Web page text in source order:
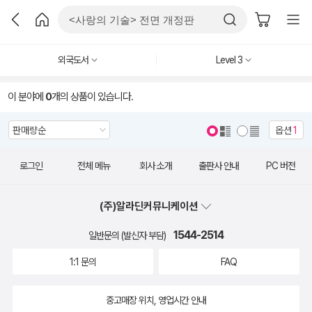
외국도서 Level 3
이 분야에 0개의 상품이 있습니다.
옵션1
로그인 전체 메뉴 회사 소개 출판사 안내 PC 버전
(주)알라딘커뮤니케이션
일반문의 (발신자 부담) 1544-2514
1:1 문의 FAQ
중고매장 위치, 영업시간 안내